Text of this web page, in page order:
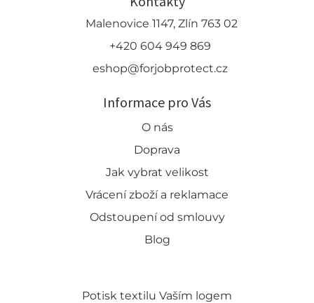
Malenovice 1147, Zlín 763 02
+420 604 949 869
eshop@forjobprotect.cz
Informace pro Vás
O nás
Doprava
Jak vybrat velikost
Vrácení zboží a reklamace
Odstoupení od smlouvy
Blog
Potisk textilu Vaším logem